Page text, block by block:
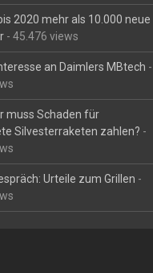
2020 mehr als 10.000 neue
- 45.476 views
an Daimlers MBtech -
muss Schaden für
Silvesterraketen zahlen? -
Urteile zum Grillen -